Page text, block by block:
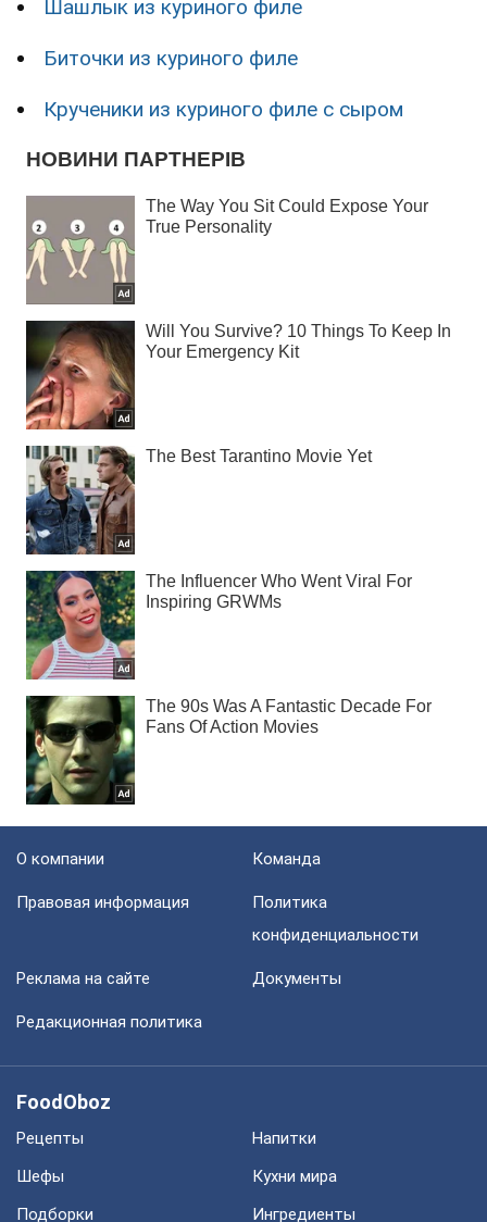
Шашлык из куриного филе
Биточки из куриного филе
Крученики из куриного филе с сыром
О компании Команда
Правовая информация
Политика
конфиденциальности
Реклама на сайте Документы
Редакционная политика
FoodOboz
Рецепты
Напитки
Шефы
Кухни мира
Подборки
Ингредиенты